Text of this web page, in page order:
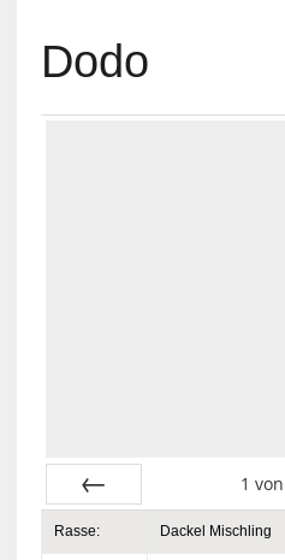
Dodo
Zurück
1 von
Rasse: Dackel Mischling